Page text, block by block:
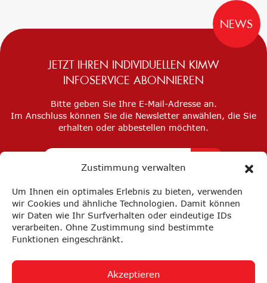
Zustimmung verwalten
Um Ihnen ein optimales Erlebnis zu bieten, verwenden
wir Cookies und ähnliche Technologien. Damit können
wir Daten wie Ihr Surfverhalten oder eindeutige IDs
verarbeiten. Ohne Zustimmung sind bestimmte
Funktionen eingeschränkt.
Akzeptieren
NEWS
JETZT IHREN INDIVIDUELLEN KIMW
INFOSERVICE ABONNIEREN
Bitte geben Sie Ihre E-Mail-Adresse an.
Im Anschluss können Sie die Newsletter anwählen, die Sie
erhalten oder abbestellen möchten.